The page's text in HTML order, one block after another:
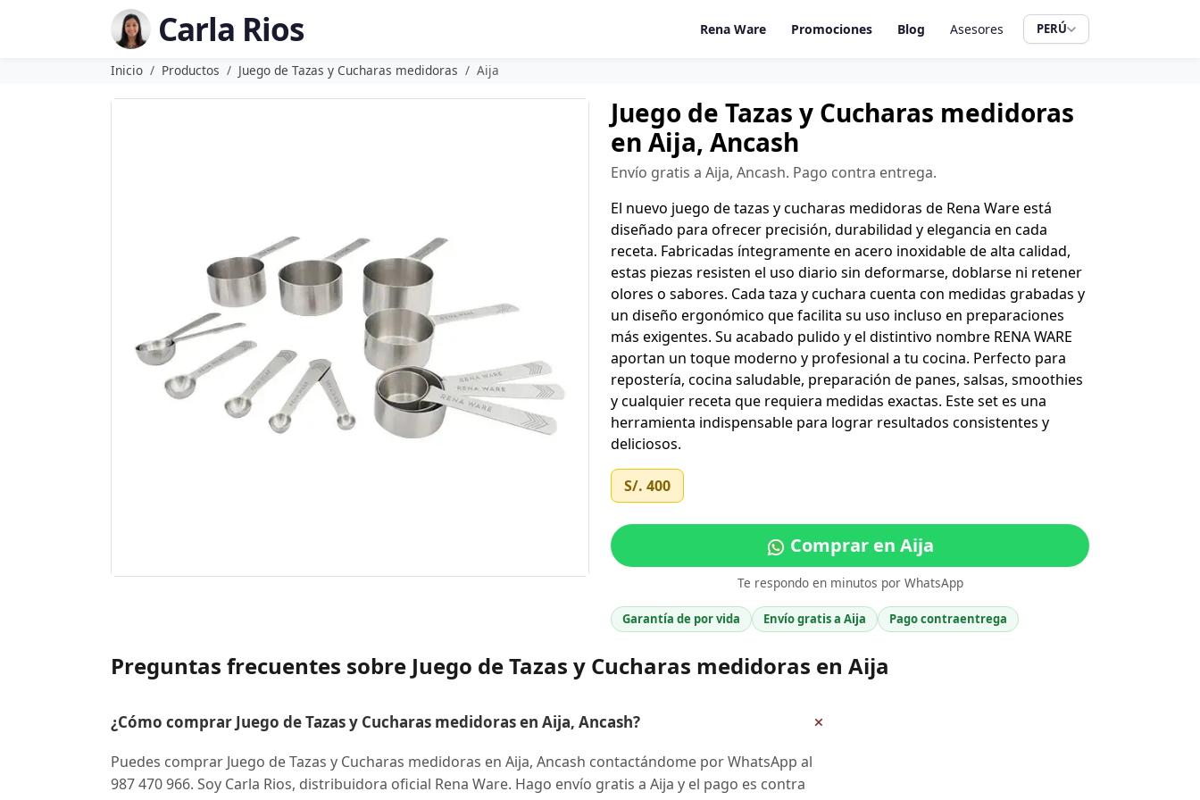
Carla Rios Rena Ware Promociones Blog Asesores PERÚ
Inicio Productos Juego de Tazas y Cucharas medidoras Aija
Juego de Tazas y Cucharas medidoras
en Aija, Ancash
Envío gratis a Aija, Ancash. Pago contra entrega.
El nuevo juego de tazas y cucharas medidoras de Rena Ware está
diseñado para ofrecer precisión, durabilidad y elegancia en cada
receta. Fabricadas íntegramente en acero inoxidable de alta calidad,
estas piezas resisten el uso diario sin deformarse, doblarse ni retener
olores o sabores. Cada taza y cuchara cuenta con medidas grabadas y
un diseño ergonómico que facilita su uso incluso en preparaciones
más exigentes. Su acabado pulido y el distintivo nombre RENA WARE
aportan un toque moderno y profesional a tu cocina. Perfecto para
repostería, cocina saludable, preparación de panes, salsas, smoothies
y cualquier receta que requiera medidas exactas. Este set es una
herramienta indispensable para lograr resultados consistentes y
deliciosos.
S/. 400
Comprar en Aija
Te respondo en minutos por WhatsApp
Garantía de por vida Envío gratis a Aija Pago contraentrega
Preguntas frecuentes sobre Juego de Tazas y Cucharas medidoras en Aija
¿Cómo comprar Juego de Tazas y Cucharas medidoras en Aija, Ancash? +
Puedes comprar Juego de Tazas y Cucharas medidoras en Aija, Ancash contactándome por WhatsApp al
987 470 966. Soy Carla Rios, distribuidora oficial Rena Ware. Hago envío gratis a Aija y el pago es contra